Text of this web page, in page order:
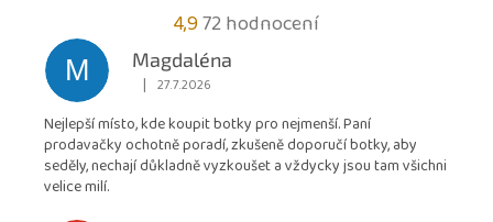
4,9Průměrné
hodnocení
obchodu
4,9
z
72 hodnocení
M
Magdaléna
Hodnocení obchodu je 5 z 5 hvězdiček.
| 27.7.2026
Nejlepší místo, kde koupit botky pro nejmenší. Paní
prodavačky ochotně poradí, zkušeně doporučí botky, aby
seděly, nechají důkladně vyzkoušet a vždycky jsou tam všichni
velice milí.